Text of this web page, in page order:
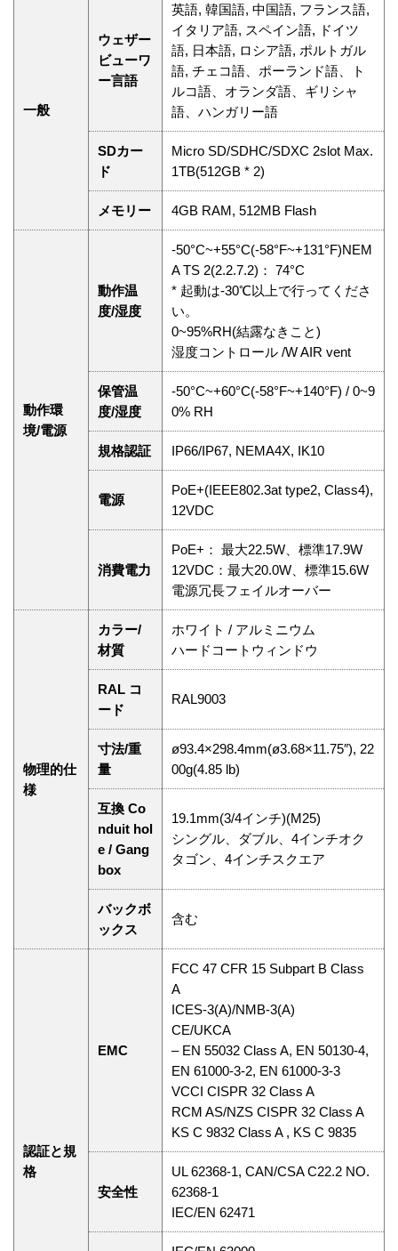
一般
ウェザー
ビューワ
ー言語
英語, 韓国語, 中国語, フランス語,
イタリア語, スペイン語, ドイツ
語, 日本語, ロシア語, ポルトガル
語, チェコ語、ポーランド語、ト
ルコ語、オランダ語、ギリシャ
語、ハンガリー語
SDカー
ド
Micro SD/SDHC/SDXC 2slot Max.
1TB(512GB * 2)
メモリー 4GB RAM, 512MB Flash
動作環
境/電源
動作温
度/湿度
-50°C~+55°C(-58°F~+131°F)NEM
A TS 2(2.2.7.2)： 74°C
* 起動は-30℃以上で行ってくださ
い。
0~95%RH(結露なきこと)
湿度コントロール /W AIR vent
保管温
度/湿度
-50°C~+60°C(-58°F~+140°F) / 0~9
0% RH
規格認証 IP66/IP67, NEMA4X, IK10
電源
PoE+(IEEE802.3at type2, Class4),
12VDC
消費電力
PoE+： 最大22.5W、標準17.9W
12VDC：最大20.0W、標準15.6W
電源冗長フェイルオーバー
物理的仕
様
カラー/
材質
ホワイト / アルミニウム
ハードコートウィンドウ
RAL コ
ード
RAL9003
寸法/重
量
ø93.4×298.4mm(ø3.68×11.75″), 22
00g(4.85 lb)
互換 Co
nduit hol
e / Gang
box
19.1mm(3/4インチ)(M25)
シングル、ダブル、4インチオク
タゴン、4インチスクエア
バックボ
ックス
含む
認証と規
格
EMC
FCC 47 CFR 15 Subpart B Class
A
ICES-3(A)/NMB-3(A)
CE/UKCA
– EN 55032 Class A, EN 50130-4,
EN 61000-3-2, EN 61000-3-3
VCCI CISPR 32 Class A
RCM AS/NZS CISPR 32 Class A
KS C 9832 Class A , KS C 9835
安全性
UL 62368-1, CAN/CSA C22.2 NO.
62368-1
IEC/EN 62471